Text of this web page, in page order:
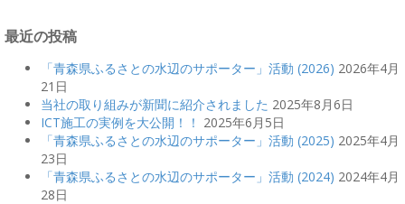
最近の投稿
「青森県ふるさとの水辺のサポーター」活動 (2026) 2026年4月
21日
当社の取り組みが新聞に紹介されました 2025年8月6日
ICT施工の実例を大公開！！ 2025年6月5日
「青森県ふるさとの水辺のサポーター」活動 (2025) 2025年4月
23日
「青森県ふるさとの水辺のサポーター」活動 (2024) 2024年4月
28日